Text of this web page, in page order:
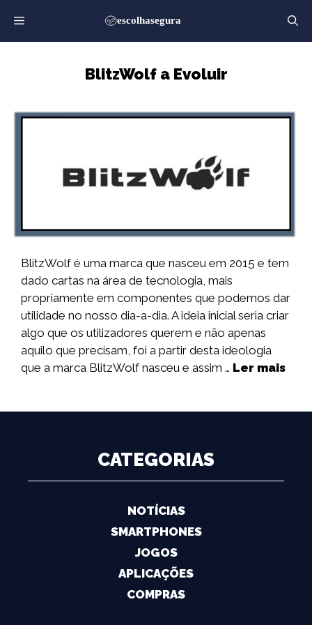
para
o
BlitzWolf a Evoluir
BlitzWolf é uma marca que nasceu em 2015 e tem
dado cartas na área de tecnologia, mais
propriamente em componentes que podemos dar
utilidade no nosso dia-a-dia. A ideia inicial seria criar
algo que os utilizadores querem e não apenas
aquilo que precisam, foi a partir desta ideologia
que a marca BlitzWolf nasceu e assim … Ler mais
CATEGORIAS
NOTÍCIAS
SMARTPHONES
JOGOS
APLICAÇÕES
COMPRAS